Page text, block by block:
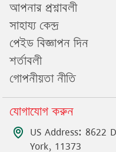
আপনার প্রশ্নাবলী
সাহায্য কেন্দ্র
পেইড বিজ্ঞাপন দিন
শর্তাবলী
গোপনীয়তা নীতি
যোগাযোগ করুন
US Address: 8622
York, 11373